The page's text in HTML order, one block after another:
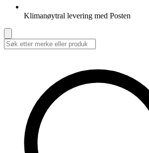
Klimanøytral levering med Posten